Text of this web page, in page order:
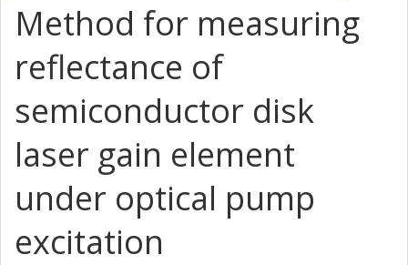
Method for measuring
reflectance of
semiconductor disk
laser gain element
under optical pump
excitation